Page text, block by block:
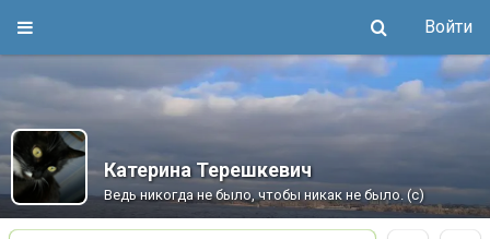
Войти
Катерина Терешкевич
Ведь никогда не было, чтобы никак не было. (с)